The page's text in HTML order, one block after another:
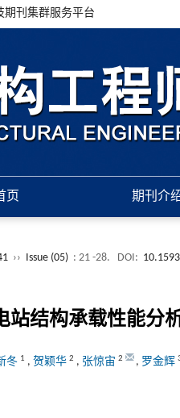
期刊集群服务平台
页 期刊介
›› Issue (05) : 21 -28. DOI:
站结构承载性能分
冬 1 , 贺颖华 2 , 张惊宙 2 , 罗金辉